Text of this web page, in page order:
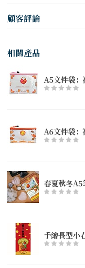
顧客評論
相關產品
A5文件袋：
A6文件袋：
春夏秋冬
手繪長型小